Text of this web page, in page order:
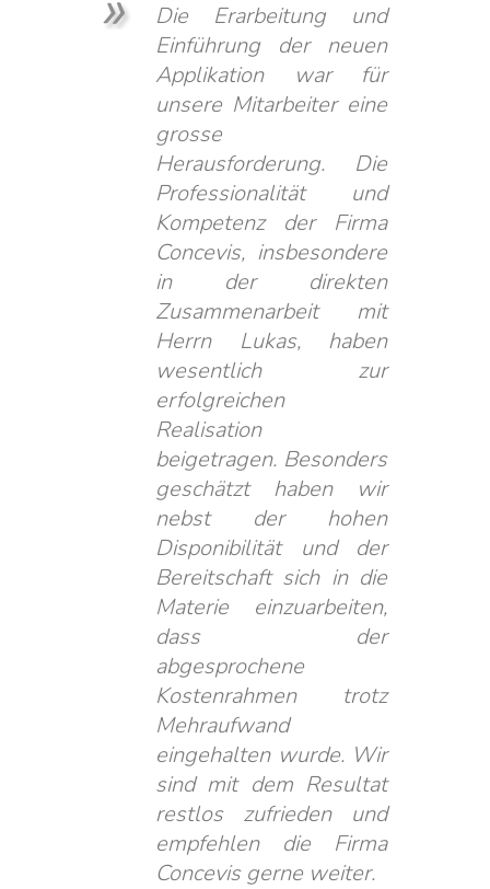
Die Erarbeitung und
Einführung der neuen
Applikation war für
unsere Mitarbeiter eine
grosse
Herausforderung. Die
Professionalität und
Kompetenz der Firma
Concevis, insbesondere
in der direkten
Zusammenarbeit mit
Herrn Lukas, haben
wesentlich zur
erfolgreichen
Realisation
beigetragen. Besonders
geschätzt haben wir
nebst der hohen
Disponibilität und der
Bereitschaft sich in die
Materie einzuarbeiten,
dass der
abgesprochene
Kostenrahmen trotz
Mehraufwand
eingehalten wurde. Wir
sind mit dem Resultat
restlos zufrieden und
empfehlen die Firma
Concevis gerne weiter.